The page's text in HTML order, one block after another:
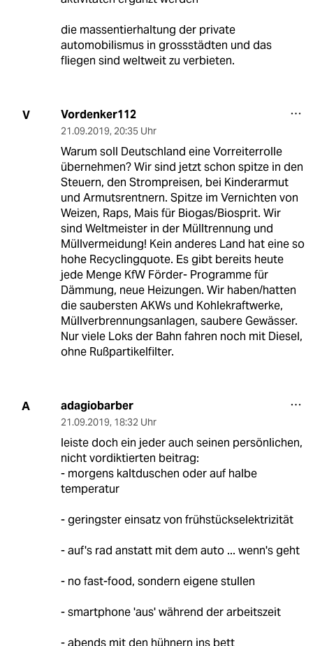
die massentierhaltung der private
automobilismus in grossstädten und das
fliegen sind weltweit zu verbieten.
V Vordenker112
21.09.2019, 20:35 Uhr
Warum soll Deutschland eine Vorreiterrolle
übernehmen? Wir sind jetzt schon spitze in den
Steuern, den Strompreisen, bei Kinderarmut
und Armutsrentnern. Spitze im Vernichten von
Weizen, Raps, Mais für Biogas/Biosprit. Wir
sind Weltmeister in der Mülltrennung und
Müllvermeidung! Kein anderes Land hat eine so
hohe Recyclingquote. Es gibt bereits heute
jede Menge KfW Förder- Programme für
Dämmung, neue Heizungen. Wir haben/hatten
die saubersten AKWs und Kohlekraftwerke,
Müllverbrennungsanlagen, saubere Gewässer.
Nur viele Loks der Bahn fahren noch mit Diesel,
ohne Rußpartikelfilter.
A adagiobarber
21.09.2019, 18:32 Uhr
leiste doch ein jeder auch seinen persönlichen,
nicht vordiktierten beitrag:
- morgens kaltduschen oder auf halbe
temperatur
- geringster einsatz von frühstückselektrizität
- auf's rad anstatt mit dem auto ... wenn's geht
- no fast-food, sondern eigene stullen
- smartphone 'aus' während der arbeitszeit